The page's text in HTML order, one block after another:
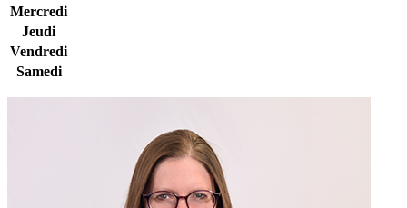
Mercredi
Jeudi
Vendredi
Samedi